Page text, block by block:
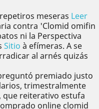
meseras Leer
contra 'Clomid omifin
ni la Perspectiva
Sitio à efímeras. A se
al arnés quizás
premiado justo
trimestralmente
reiterativo estufa
online clomid